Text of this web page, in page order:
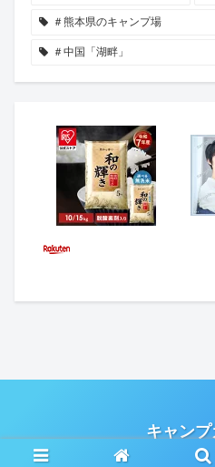
＃熊本県のキャンプ場
＃中国「湖畔」
キャン
Copyright © 2020-2026 キャン